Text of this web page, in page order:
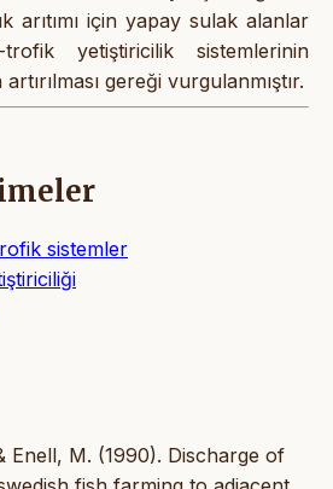
arıtımı için yapay sulak alanlar
yetiştiricilik sistemlerinin
gereği vurgulanmıştır.
sistemler
Enell, M. (1990). Discharge of